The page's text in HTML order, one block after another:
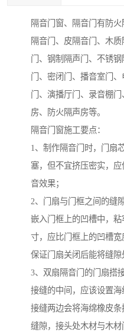
隔音门窗、隔音门有防
隔音门、皮隔音门、木
门、钢制隔声门、不锈
门、密闭门、播音室门
门、演播厅门、录音棚
房、防火隔声房等。
隔音门窗施工要点：
1、制作隔音门时，门扇
塞，但不宜挤压密实，
音效果；
2、门扇与门框之间的缝
嵌入门框上的凹槽中，
寸，应比门框上的凹槽宽
保证门扇关闭后能将缝隙
3、双扇隔音门的门扇搭
接缝的中间，应该设置
接缝两边会将海绵橡皮
缝隙，接头处木材与木材